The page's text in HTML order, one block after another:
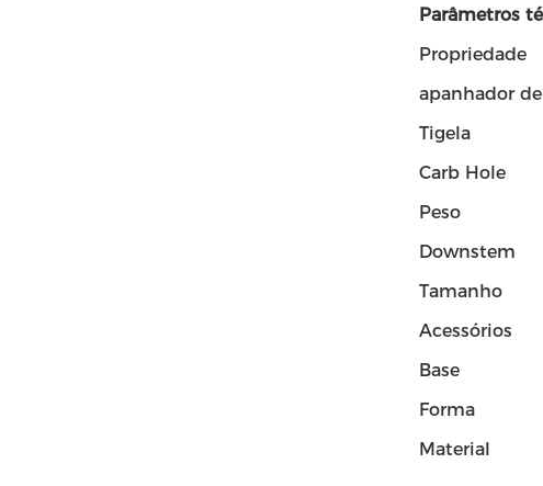
Parâmetros
Propriedade
apanhador
Tigela
Carb Hole
Peso
Downstem
Tamanho
Acessórios
Base
Forma
Material